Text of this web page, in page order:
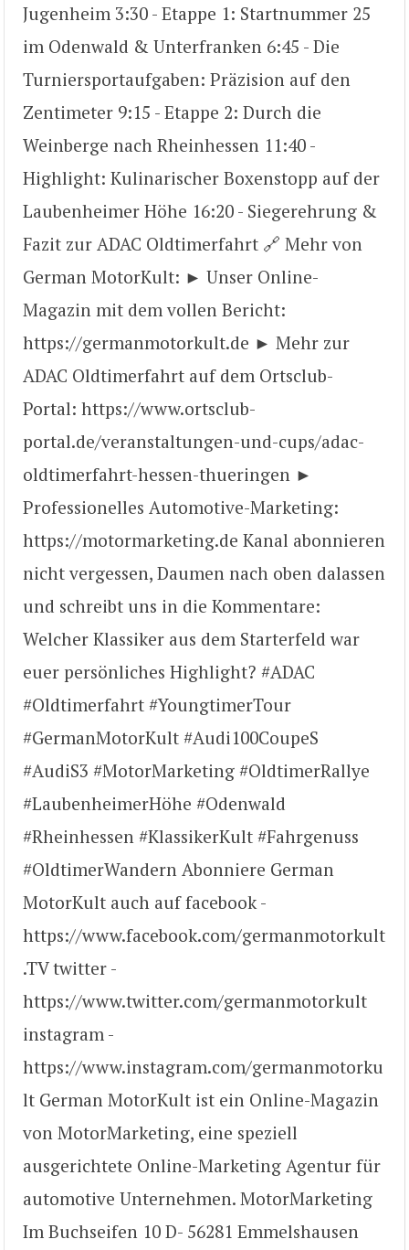
Jugenheim 3:30 - Etappe 1: Startnummer 25
im Odenwald & Unterfranken 6:45 - Die
Turniersportaufgaben: Präzision auf den
Zentimeter 9:15 - Etappe 2: Durch die
Weinberge nach Rheinhessen 11:40 -
Highlight: Kulinarischer Boxenstopp auf der
Laubenheimer Höhe 16:20 - Siegerehrung &
Fazit zur ADAC Oldtimerfahrt 🔗 Mehr von
German MotorKult: ► Unser Online-
Magazin mit dem vollen Bericht:
https://germanmotorkult.de ► Mehr zur
ADAC Oldtimerfahrt auf dem Ortsclub-
Portal: https://www.ortsclub-
portal.de/veranstaltungen-und-cups/adac-
oldtimerfahrt-hessen-thueringen ►
Professionelles Automotive-Marketing:
https://motormarketing.de Kanal abonnieren
nicht vergessen, Daumen nach oben dalassen
und schreibt uns in die Kommentare:
Welcher Klassiker aus dem Starterfeld war
euer persönliches Highlight? #ADAC
#Oldtimerfahrt #YoungtimerTour
#GermanMotorKult #Audi100CoupeS
#AudiS3 #MotorMarketing #OldtimerRallye
#LaubenheimerHöhe #Odenwald
#Rheinhessen #KlassikerKult #Fahrgenuss
#OldtimerWandern Abonniere German
MotorKult auch auf facebook -
https://www.facebook.com/germanmotorkult
.TV twitter -
https://www.twitter.com/germanmotorkult
instagram -
https://www.instagram.com/germanmotorku
lt German MotorKult ist ein Online-Magazin
von MotorMarketing, eine speziell
ausgerichtete Online-Marketing Agentur für
automotive Unternehmen. MotorMarketing
Im Buchseifen 10 D- 56281 Emmelshausen